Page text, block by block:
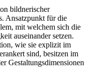
bildnerischer
Ansatzpunkt für die
mit welchem sich die
auseinander setzen.
wie sie explizit im
sind, besitzen im
Gestaltungsdimensionen